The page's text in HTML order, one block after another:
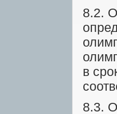
8.2.
в
8.3.